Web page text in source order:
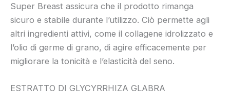
Super Breast assicura che il prodotto rimanga
sicuro e stabile durante l’utilizzo. Ciò permette agli
altri ingredienti attivi, come il collagene idrolizzato e
l’olio di germe di grano, di agire efficacemente per
migliorare la tonicità e l’elasticità del seno.
ESTRATTO DI GLYCYRRHIZA GLABRA